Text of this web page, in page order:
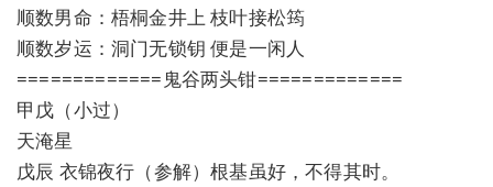
顺数男命：梧桐金井上 枝叶接松筠
顺数岁运：洞门无锁钥 便是一闲人
=============鬼谷两头钳=============
甲戊（小过）
天淹星
戊辰 衣锦夜行（参解）根基虽好，不得其时。